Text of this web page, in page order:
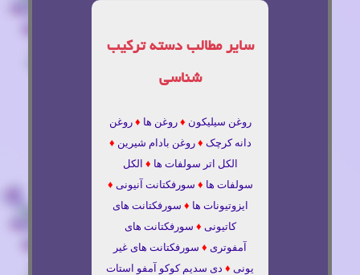
سایر مطالب دسته ترکیب
شناسی
روغن سیلیکون ♦ روغن ها ♦ روغن
دانه کرچک ♦ روغن بادام شیرین ♦
الکل اتر سولفات ها ♦ الکل
سولفات ها ♦ سورفکتانت آنیونی ♦
ایزوتیونات ها ♦ سورفکتانت های
کاتیونی ♦ سورفکتانت های
آمفوتری ♦ سورفکتانت های غیر
یونی ♦ دی سدیم کوکو آمفو استات